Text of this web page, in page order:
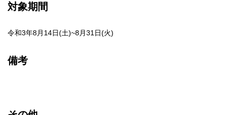
対象期間
令和3年8月14日(土)~8月31日(火)
備考